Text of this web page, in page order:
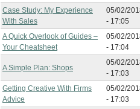
Case Study: My Experience
With Sales
05/02/
- 17:05
A Quick Overlook of Guides –
Your Cheatsheet
05/02/
- 17:04
A Simple Plan: Shops
05/02/
- 17:03
Getting Creative With Firms
Advice
05/02/
- 17:03